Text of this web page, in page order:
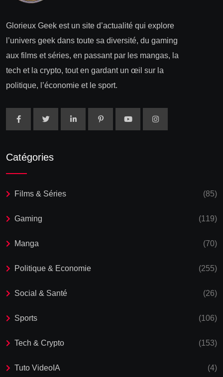
Glorieux Geek est un site d’actualité qui explore
l’univers geek dans toute sa diversité, du gaming
aux films et séries, en passant par les mangas, la
tech et la crypto, tout en gardant un œil sur la
politique, l’économie et le sport.
Catégories
Films & Séries (85)
Gaming (119)
Manga (70)
Politique & Economie (255)
Social & Santé (26)
Sports (106)
Tech & Crypto (153)
Tuto VideoIA (4)